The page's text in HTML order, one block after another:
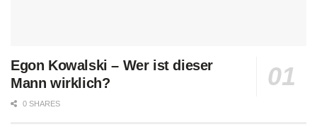
Egon Kowalski – Wer ist dieser
Mann wirklich?
0 SHARES